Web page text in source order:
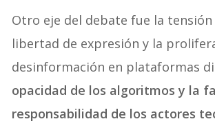
Otro eje del debate fue la
libertad de expresión y la
desinformación en plataformas
opacidad de los algoritmos y la
responsabilidad de los actores